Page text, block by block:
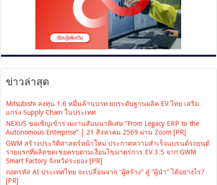
ข่าวล่าสุด
Mitsubishi ลงทุน 1.6 หมื่นล้านบาท ยกระดับฐานผลิต EV ไทย เสริม
แกร่ง Supply Chain ในประเทศ
NEXUS ขอเชิญเข้าร่วมงานสัมมนาพิเศษ “From Legacy ERP to the
Autonomous Enterprise” | 21 สิงหาคม 2569 ผ่าน Zoom [PR]
GWM สร้างประวัติศาสตร์หน้าใหม่ ประกาศความสำเร็จแบรนด์รถยนต์
รายแรกที่ผลิตชดเชยครบตามเงื่อนไขมาตรการ EV 3.5 จาก GWM
Smart Factory จังหวัดระยอง [PR]
ถอดรหัส AI ประเทศไทย จะเปลี่ยนจาก “ผู้สร้าง” สู่ “ผู้นำ” ได้อย่างไร?
[PR]